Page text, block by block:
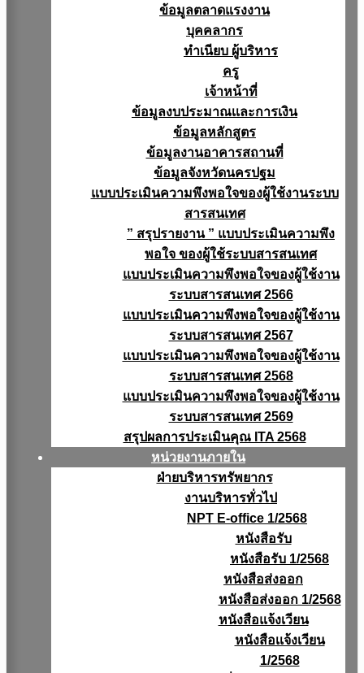
ข้อมูลตลาดแรงงาน
บุคคลากร
ทำเนียบ ผู้บริหาร
ครู
เจ้าหน้าที่
ข้อมูลงบประมาณเเละการเงิน
ข้อมูลหลักสูตร
ข้อมูลงานอาคารสถานที่
ข้อมูลจังหวัดนครปฐม
แบบประเมินความพึงพอใจของผู้ใช้งานระบบ
สารสนเทศ
” สรุปรายงาน ” แบบประเมินความพึง
พอใจ ของผู้ใช้ระบบสารสนเทศ
แบบประเมินความพึงพอใจของผู้ใช้งาน
ระบบสารสนเทศ 2566
แบบประเมินความพึงพอใจของผู้ใช้งาน
ระบบสารสนเทศ 2567
แบบประเมินความพึงพอใจของผู้ใช้งาน
ระบบสารสนเทศ 2568
แบบประเมินความพึงพอใจของผู้ใช้งาน
ระบบสารสนเทศ 2569
สรุปผลการประเมินคุณ ITA 2568
หน่วยงานภายใน
ฝ่ายบริหารทรัพยากร
งานบริหารทั่วไป
NPT E-office 1/2568
หนังสือรับ
หนังสือรับ 1/2568
หนังสือส่งออก
หนังสือส่งออก 1/2568
หนังสือแจ้งเวียน
หนังสือเเจ้งเวียน
1/2568